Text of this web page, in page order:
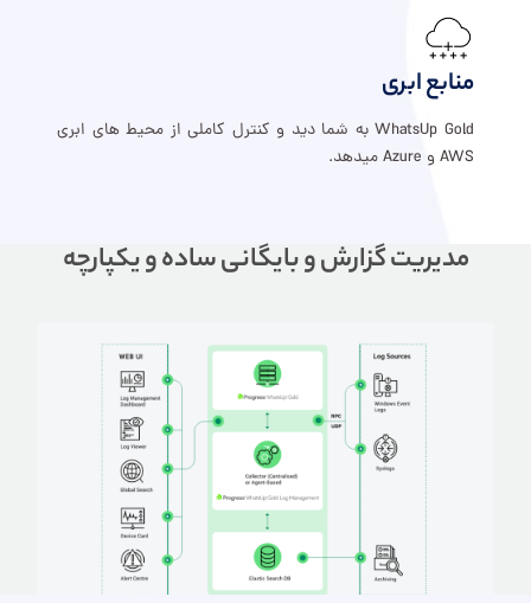
منابع ابری
WhatsUp Gold به شما دید و کنترل کاملی از محیط های ابری
AWS و Azure میدهد.
مدیریت گزارش و بایگانی ساده و یکپارچه